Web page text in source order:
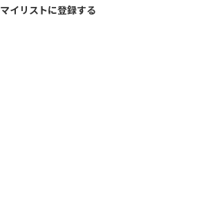
マイリストに登録する